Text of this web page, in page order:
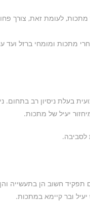
לעומת זאת, צורך
ומומחי ברזל ועד
בעלת ניסיון רב בתחום.
יעיל של מתכות.
לסביבה.
חשוב הן בתעשייה
ובר קיימא במתכות.